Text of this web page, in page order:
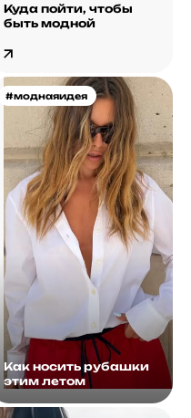
Куда пойти, чтобы
быть модной
#моднаяидея
Как носить рубашки
этим летом